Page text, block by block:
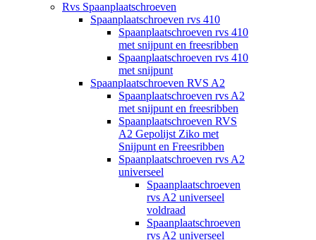
Rvs Spaanplaatschroeven
Spaanplaatschroeven rvs 410
Spaanplaatschroeven rvs 410
met snijpunt en freesribben
Spaanplaatschroeven rvs 410
met snijpunt
Spaanplaatschroeven RVS A2
Spaanplaatschroeven rvs A2
met snijpunt en freesribben
Spaanplaatschroeven RVS
A2 Gepolijst Ziko met
Snijpunt en Freesribben
Spaanplaatschroeven rvs A2
universeel
Spaanplaatschroeven
rvs A2 universeel
voldraad
Spaanplaatschroeven
rvs A2 universeel